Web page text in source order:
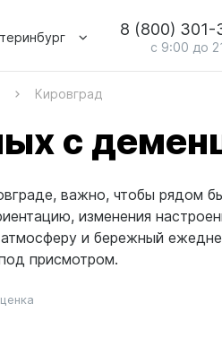
8 (800) 301-
с 9:00 до
Кировград
с
важно, чтобы рядом
изменения
и бережный
присмотром.